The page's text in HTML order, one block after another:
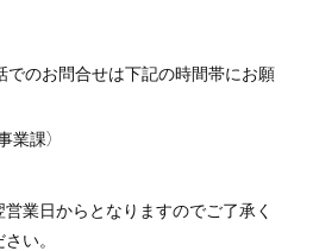
のお問合せは下記の時間帯にお願
業課）
業日からとなりますのでご了承く
い。